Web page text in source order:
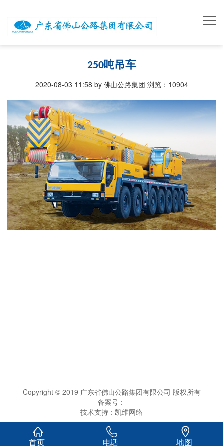
250吨吊车
2020-08-03 11:58 by 佛山公路集团 浏览： 10904
Copyright © 2019 广东省佛山公路集团有限公司 版权所有
备案号：
技术支持： 凯维网络

首页

电话

地图0.157949s